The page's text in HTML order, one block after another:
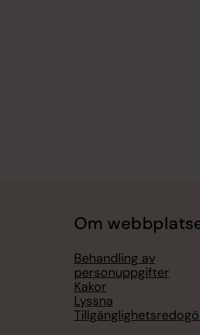
Om
Behandling av
personuppgifter
Kakor
Lyssna